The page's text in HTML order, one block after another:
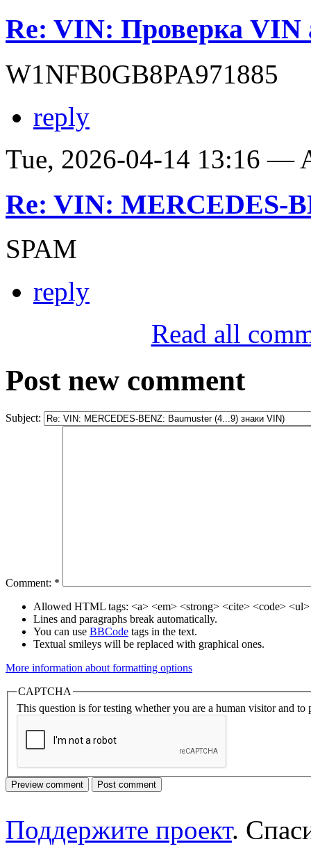
Re: VIN: Проверка VIN
W1NFB0GB8PA971885
reply
Tue, 2026-04-14 13:16 —
Re: VIN: MERCEDES-
SPAM
reply
Read all
Post new comment
Subject:
Comment: *
Allowed HTML tags: <a> <em> <strong> <cite> <code>
Lines and paragraphs break automatically.
You can use BBCode tags in the text.
Textual smileys will be replaced with graphical ones.
More information about formatting options
CAPTCHA
This question is for testing whether you are a human visitor and to
Поддержите проект.